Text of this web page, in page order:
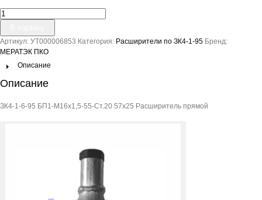
Количество
товара
ЗК4-
1-
6-
95
М16х1,5-
Ст.20
Артикул: УТ000006853 Категория: Расширители по ЗК4-1-95 Бренд:
МЕРАТЭК ПКО
Описание
Описание
ЗК4-1-6-95 БП1-М16х1,5-55-Ст.20 57х25 Расширитель прямой